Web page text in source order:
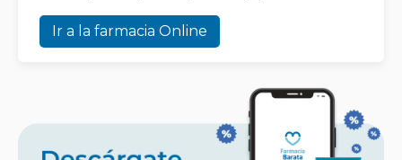
Ir a la farmacia Online